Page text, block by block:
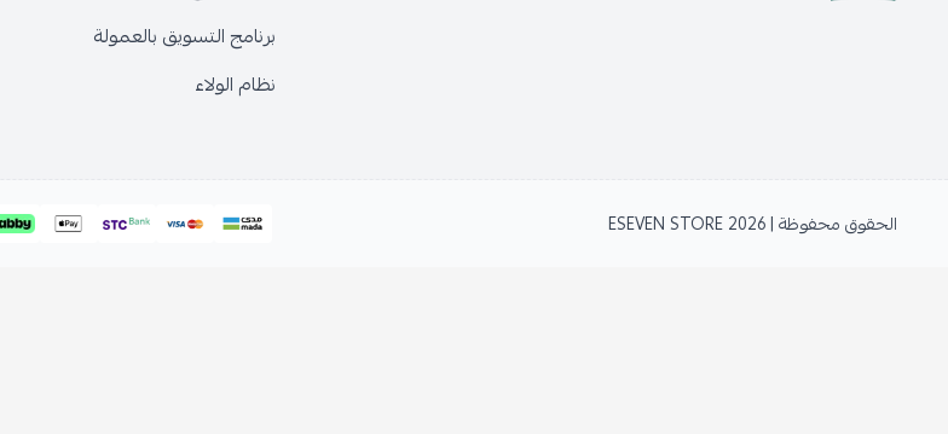
برنامج التسويق بالعمولة
نظام الولاء
الحقوق محفوظة | 2026 ESEVEN STORE